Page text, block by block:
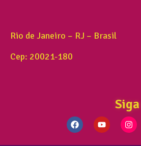
Rio de Janeiro – RJ – Brasil
Cep: 20021-180